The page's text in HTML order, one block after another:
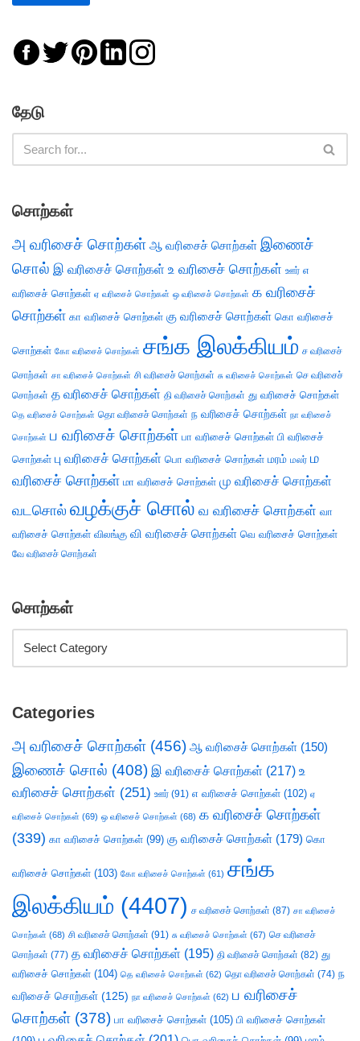
தேடு
சொற்கள்
அ வரிசைச் சொற்கள் ஆ வரிசைச் சொற்கள் இணைச்
சொல் இ வரிசைச் சொற்கள் உ வரிசைச் சொற்கள் ஊர் எ
வரிசைச் சொற்கள் ஏ வரிசைச் சொற்கள் ஒ வரிசைச் சொற்கள் க வரிசைச்
சொற்கள் கா வரிசைச் சொற்கள் கு வரிசைச் சொற்கள் கொ வரிசைச்
சொற்கள் கோ வரிசைச் சொற்கள் சங்க இலக்கியம் ச வரிசைச்
சொற்கள் சா வரிசைச் சொற்கள் சி வரிசைச் சொற்கள் சு வரிசைச் சொற்கள் செ வரிசைச்
சொற்கள் த வரிசைச் சொற்கள் தி வரிசைச் சொற்கள் து வரிசைச் சொற்கள்
தெ வரிசைச் சொற்கள் தொ வரிசைச் சொற்கள் ந வரிசைச் சொற்கள் நா வரிசைச்
சொற்கள் ப வரிசைச் சொற்கள் பா வரிசைச் சொற்கள் பி வரிசைச்
சொற்கள் பு வரிசைச் சொற்கள் பொ வரிசைச் சொற்கள் மரம் மலர் ம
வரிசைச் சொற்கள் மா வரிசைச் சொற்கள் மு வரிசைச் சொற்கள்
வடசொல் வழக்குச் சொல் வ வரிசைச் சொற்கள் வா
வரிசைச் சொற்கள் விலங்கு வி வரிசைச் சொற்கள் வெ வரிசைச் சொற்கள்
வே வரிசைச் சொற்கள்
சொற்கள்
Categories
அ வரிசைச் சொற்கள் (456) ஆ வரிசைச் சொற்கள் (150)
இணைச் சொல் (408) இ வரிசைச் சொற்கள் (217) உ
வரிசைச் சொற்கள் (251) ஊர் (91) எ வரிசைச் சொற்கள் (102) ஏ
வரிசைச் சொற்கள் (69) ஒ வரிசைச் சொற்கள் (68) க வரிசைச் சொற்கள்
(339) கா வரிசைச் சொற்கள் (99) கு வரிசைச் சொற்கள் (179) கொ
வரிசைச் சொற்கள் (103) கோ வரிசைச் சொற்கள் (61) சங்க
இலக்கியம் (4407) ச வரிசைச் சொற்கள் (87) சா வரிசைச்
சொற்கள் (68) சி வரிசைச் சொற்கள் (91) சு வரிசைச் சொற்கள் (67) செ வரிசைச்
சொற்கள் (77) த வரிசைச் சொற்கள் (195) தி வரிசைச் சொற்கள் (82) து
வரிசைச் சொற்கள் (104) தெ வரிசைச் சொற்கள் (62) தொ வரிசைச் சொற்கள் (74) ந
வரிசைச் சொற்கள் (125) நா வரிசைச் சொற்கள் (62) ப வரிசைச்
சொற்கள் (378) பா வரிசைச் சொற்கள் (105) பி வரிசைச் சொற்கள்